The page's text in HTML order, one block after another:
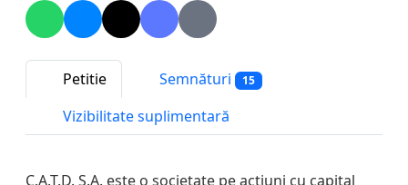
Petitie Semnături 15
Vizibilitate suplimentară
C.A.T.D. S.A. este o societate pe actiuni cu capital